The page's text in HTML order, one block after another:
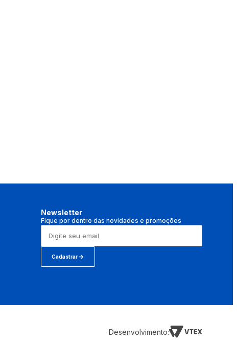
Newsletter
Fique por dentro das novidades e promoções
Cadastrar
Desenvolvimento: